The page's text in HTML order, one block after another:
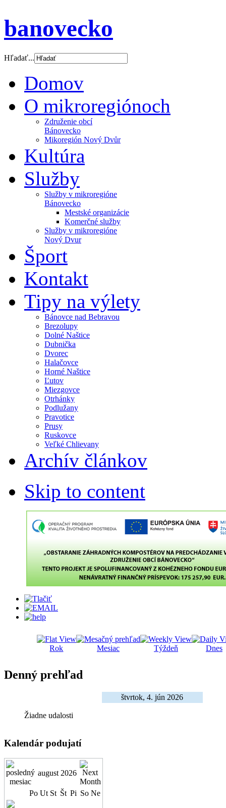
banovecko
Hľadať...
Domov
O mikroregiónoch
Združenie obcí
Bánovecko
Mikoregión Nový Dvůr
Kultúra
Služby
Služby v mikroregióne
Bánovecko
Mestské organizácie
Komerčné služby
Služby v mikroregióne
Nový Dvur
Šport
Kontakt
Tipy na výlety
Bánovce nad Bebravou
Brezolupy
Dolné Naštice
Dubnička
Dvorec
Halačovce
Horné Naštice
Ľutov
Miezgovce
Otrhánky
Podlužany
Pravotice
Prusy
Ruskovce
Veľké Chlievany
Archív článkov
Skip to content
Rok Mesiac Týždeň Dnes
Denný prehľad
štvrtok, 4. jún 2026
Žiadne udalosti
Kalendár podujatí
august 2026
Po Ut St Št Pi So Ne